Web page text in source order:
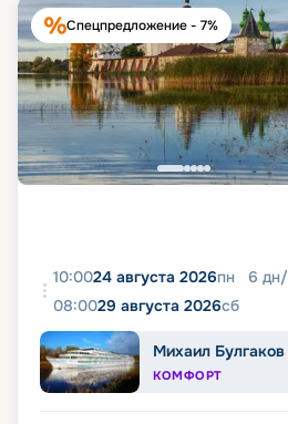
Спецпредложение - 7%
10:0024 августа 2026пн 6 дн/
08:0029 августа 2026сб
Михаил Булгаков
КОМФОРТ